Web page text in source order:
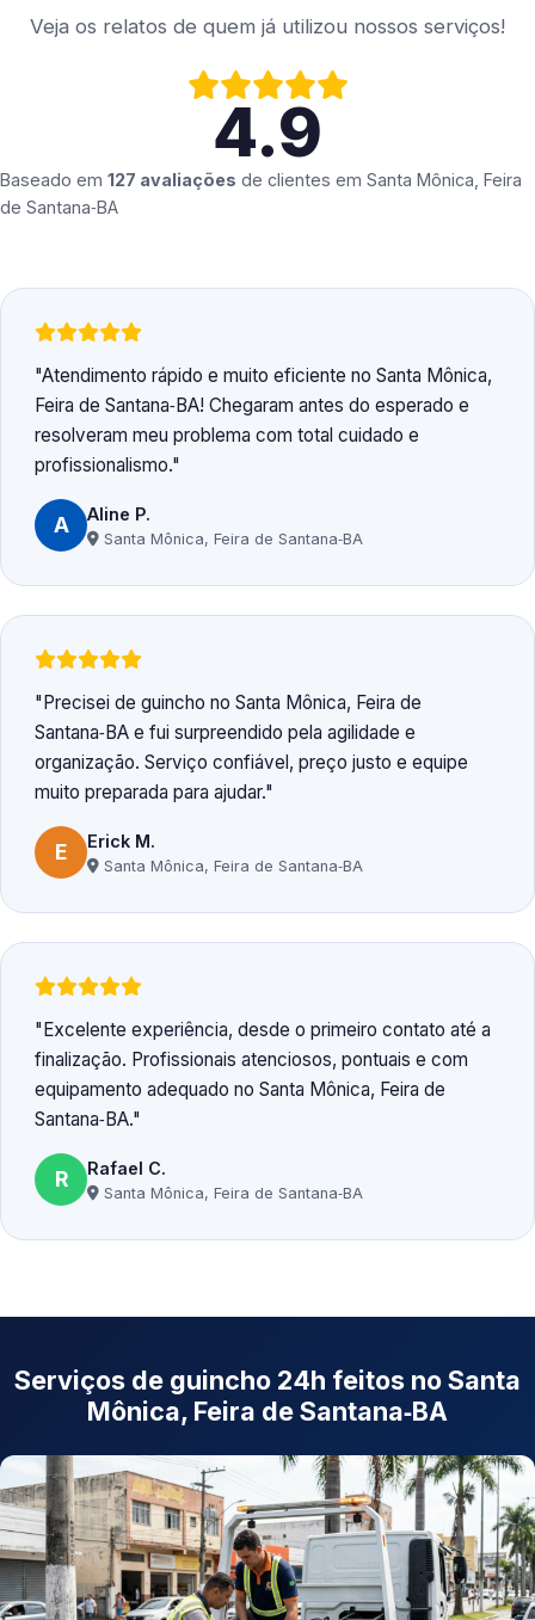
Veja os relatos de quem já utilizou nossos serviços!
4.9
Baseado em 127 avaliações de clientes em Santa Mônica, Feira
de Santana‑BA
Atendimento rápido e muito eficiente no Santa Mônica,
Feira de Santana‑BA! Chegaram antes do esperado e
resolveram meu problema com total cuidado e
profissionalismo.
A Aline P.
Santa Mônica, Feira de Santana‑BA
Precisei de guincho no Santa Mônica, Feira de
Santana‑BA e fui surpreendido pela agilidade e
organização. Serviço confiável, preço justo e equipe
muito preparada para ajudar.
E Erick M.
Santa Mônica, Feira de Santana‑BA
Excelente experiência, desde o primeiro contato até a
finalização. Profissionais atenciosos, pontuais e com
equipamento adequado no Santa Mônica, Feira de
Santana‑BA.
R Rafael C.
Santa Mônica, Feira de Santana‑BA
Serviços de guincho 24h feitos no Santa
Mônica, Feira de Santana‑BA